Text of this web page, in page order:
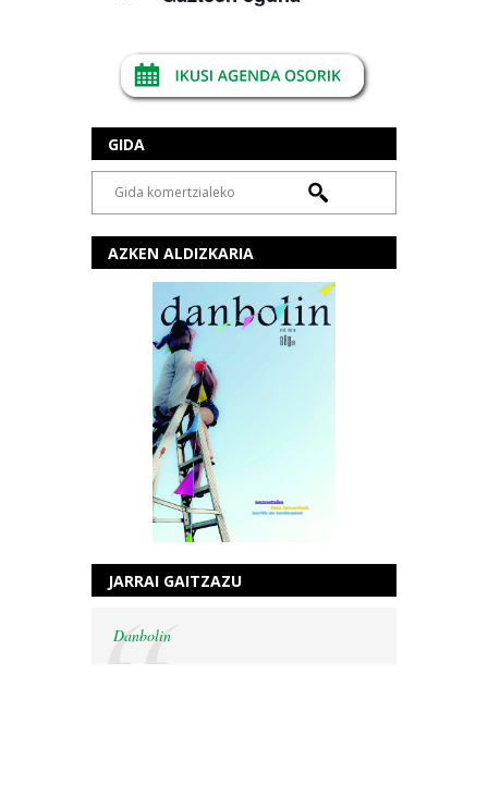
GIDA
AZKEN ALDIZKARIA
JARRAI GAITZAZU
Danbolin